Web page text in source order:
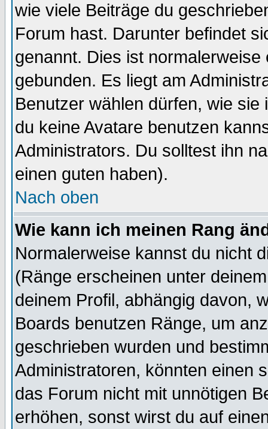
wie viele Beiträge du
Forum hast. Darunter befindet
genannt. Dies ist
gebunden. Es liegt am
Benutzer wählen dürfen, wie
du keine Avatare benutzen
Administrators. Du solltest ihn
einen guten haben).
Nach oben
Wie kann ich meinen Rang
Normalerweise kannst du nicht
(Ränge erscheinen unter
deinem Profil, abhängig davon,
Boards benutzen Ränge, um
geschrieben wurden und
Administratoren, könnten einen
das Forum nicht mit unnötigen
erhöhen, sonst wirst du auf